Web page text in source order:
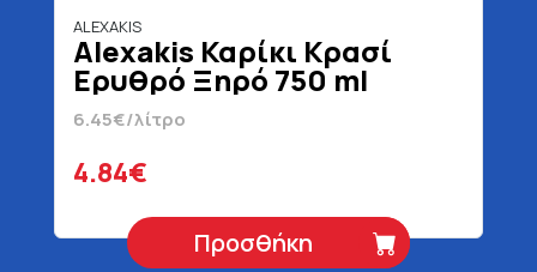
ALEXAKIS
Alexakis Καρίκι Κρασί
Ερυθρό Ξηρό 750 ml
6.45€/λίτρο
4.84€
Προσθήκη